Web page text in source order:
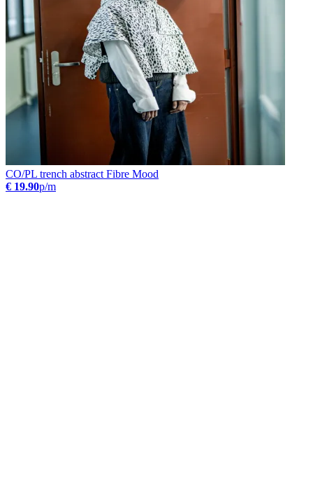
CO/PL trench abstract Fibre Mood
€ 19.90p/m